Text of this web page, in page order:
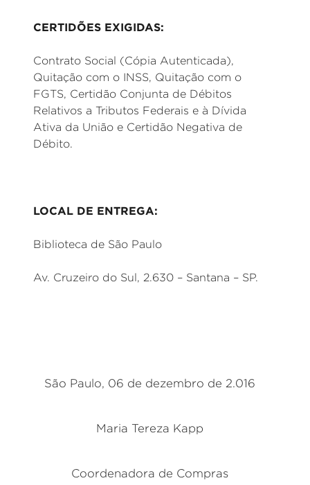
CERTIDÕES EXIGIDAS:
Contrato Social (Cópia Autenticada),
Quitação com o INSS, Quitação com o
FGTS, Certidão Conjunta de Débitos
Relativos a Tributos Federais e à Dívida
Ativa da União e Certidão Negativa de
Débito.
LOCAL DE ENTREGA:
Biblioteca de São Paulo
Av. Cruzeiro do Sul, 2.630 – Santana – SP.
São Paulo, 06 de dezembro de 2.016
Maria Tereza Kapp
Coordenadora de Compras